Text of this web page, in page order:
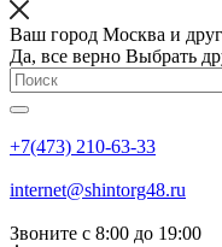
Ваш город Москва и
Да, все верно Выбрать
+7(473) 210-63-33
internet@shintorg48.ru
Звоните с 8:00 до 19:00